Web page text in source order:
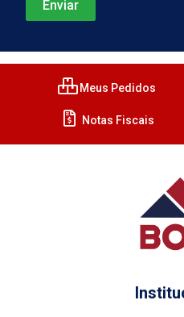
Meus Pedidos
Notas Fiscais